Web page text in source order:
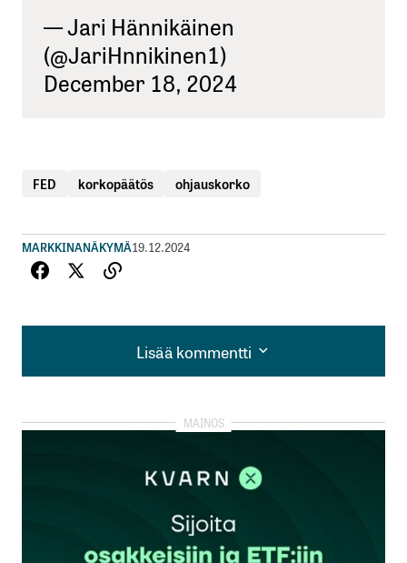
— Jari Hännikäinen
(@JariHnnikinen1)
December 18, 2024
FED korkopäätös ohjauskorko
MARKKINANÄKYMÄ19.12.2024
Lisää kommentti
Lisää kommentti
rekisteröityä